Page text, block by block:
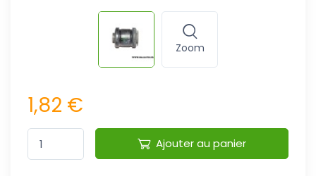
Zoom
1,82 €
Ajouter au panier